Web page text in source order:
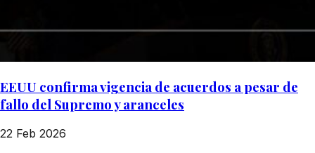
EEUU confirma vigencia de acuerdos a pesar de
fallo del Supremo y aranceles
22 Feb 2026